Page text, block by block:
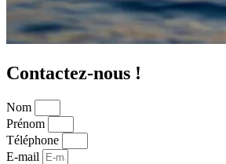
Contactez-nous !
Nom
Prénom
Téléphone
E-mail